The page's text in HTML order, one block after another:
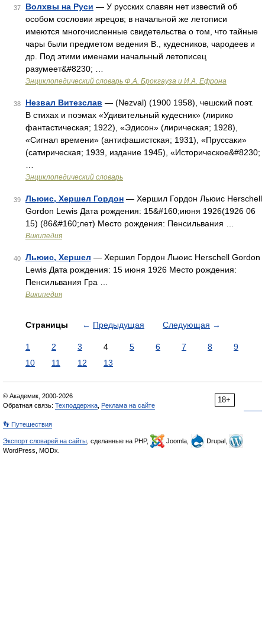
37 Волхвы на Руси — У русских славян нет известий об
особом сословии жрецов; в начальной же летописи
имеются многочисленные свидетельства о том, что тайные
чары были предметом ведения В., кудесников, чародеев и
др. Под этими именами начальный летописец
разумеет&#8230; …
Энциклопедический словарь Ф.А. Брокгауза и И.А. Ефрона
38 Незвал Витезслав — (Nezval) (1900 1958), чешский поэт.
В стихах и поэмах «Удивительный кудесник» (лирико
фантастическая; 1922), «Эдисон» (лирическая; 1928),
«Сигнал времени» (антифашистская; 1931), «Пруссаки»
(сатирическая; 1939, издание 1945), «Историческое&#8230;
Энциклопедический словарь
39 Льюис, Хершел Гордон — Хершил Гордон Льюис Herschell
Gordon Lewis Дата рождения: 15&#160;июня 1926(1926 06
15) (86&#160;лет) Место рождения: Пенсильвания …
Википедия
40 Льюис, Хершел — Хершил Гордон Льюис Herschell Gordon
Lewis Дата рождения: 15 июня 1926 Место рождения:
Пенсильвания Гра …
Википедия
Страницы ← Предыдущая Следующая →
1 2 3 4 5 6 7 8
9
10
11 12 13
18+
© Академик, 2000-2026
Обратная связь: Техподдержка Реклама на сайте
👣 Путешествия
Экспорт словарей на сайты , сделанные на PHP, Joomla,
Drupal,
WordPress, MODx.